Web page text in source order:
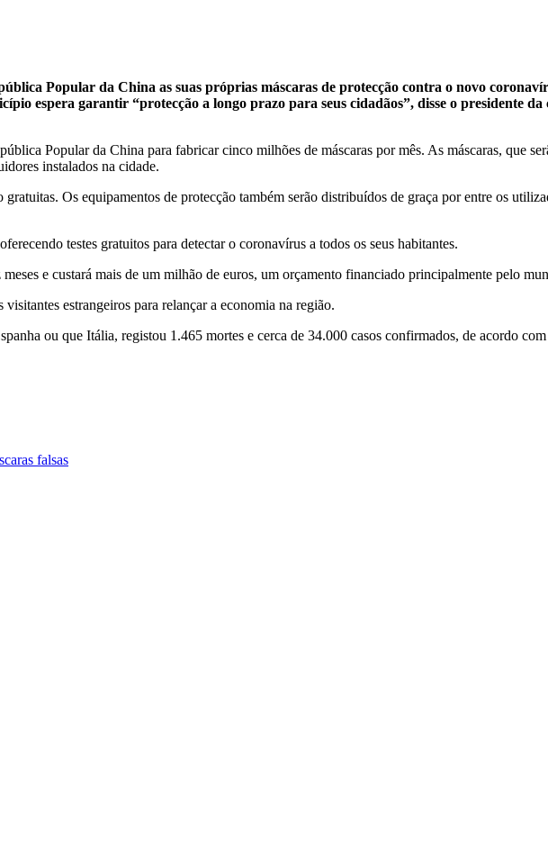
Popular da China as suas próprias máscaras de protecção contra o novo
espera garantir “protecção a longo prazo para seus cidadãos”, disse o presidente
Popular da China para fabricar cinco milhões de máscaras por mês. As máscaras, que
instalados na cidade.
Os equipamentos de protecção também serão distribuídos de graça por entre os
testes gratuitos para detectar o coronavírus a todos os seus habitantes.
e custará mais de um milhão de euros, um orçamento financiado principalmente pelo
estrangeiros para relançar a economia na região.
ou que Itália, registou 1.465 mortes e cerca de 34.000 casos confirmados, de acordo
falsas